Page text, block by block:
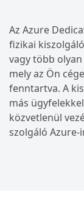
Az Azure
fizikai
vagy több
mely az Ön
fenntartva. A
más
közvetlenül
szolgáló